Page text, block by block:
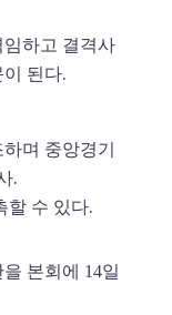
하고 결격사
된다.
며 중앙경기
.
할 수 있다.
본회에 14일